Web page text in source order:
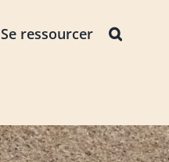
Se ressourcer